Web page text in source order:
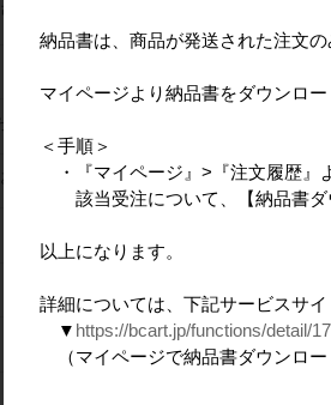
casa todo パンフレ
サービス
合せ
問合せ
納品書は、商品が発送された注文
マイページより納品書をダウンロ
＜手順＞
・『マイページ』>『注文履歴』
該当受注について、【納品書ダ
以上になります。
詳細については、下記サービスサイ
▼ https://bcart.jp/functions/detail/
（マイページで納品書ダウンロー